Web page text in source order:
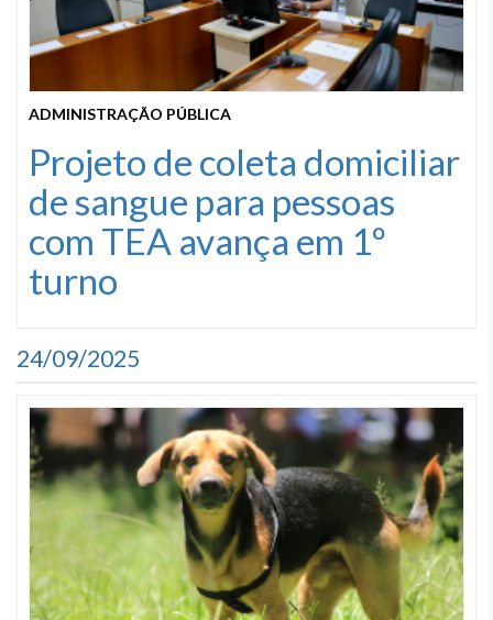
ADMINISTRAÇÃO PÚBLICA
Projeto de coleta domiciliar
de sangue para pessoas
com TEA avança em 1º
turno
24/09/2025